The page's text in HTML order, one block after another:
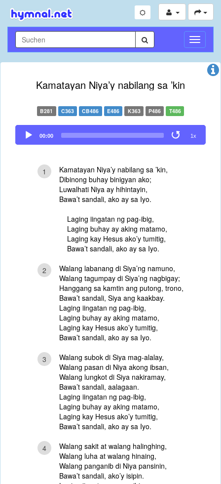
Kamatayan Niya’y nabilang sa ’kin
B281 C363 CB486 E486 K363 P486 T486
Audio
Player
00:00 1x
1
Kamatayan Niya’y nabilang sa ’kin,
Dibinong buhay binigyan ako;
Luwalhati Niya ay hihintayin,
Bawa’t sandali, ako ay sa Iyo.
Laging iingatan ng pag-ibig,
Laging buhay ay aking matamo,
Laging kay Hesus ako’y tumitig,
Bawa’t sandali, ako ay sa Iyo.
2
Walang labanang di Siya’ng namuno,
Walang tagumpay di Siya’ng nagbigay;
Hanggang sa kamtin ang putong, trono,
Bawa’t sandali, Siya ang kaakbay.
Laging iingatan ng pag-ibig,
Laging buhay ay aking matamo,
Laging kay Hesus ako’y tumitig,
Bawa’t sandali, ako ay sa Iyo.
3
Walang subok di Siya mag-alalay,
Walang pasan di Niya akong ibsan,
Walang lungkot di Siya nakiramay,
Bawa’t sandali, aalagaan.
Laging iingatan ng pag-ibig,
Laging buhay ay aking matamo,
Laging kay Hesus ako’y tumitig,
Bawa’t sandali, ako ay sa Iyo.
4
Walang sakit at walang halinghing,
Walang luha at walang hinaing,
Walang panganib di Niya pansinin,
Bawa’t sandali, ako’y isipin.